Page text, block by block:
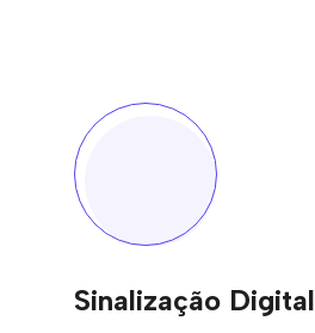
Sinalização Digital